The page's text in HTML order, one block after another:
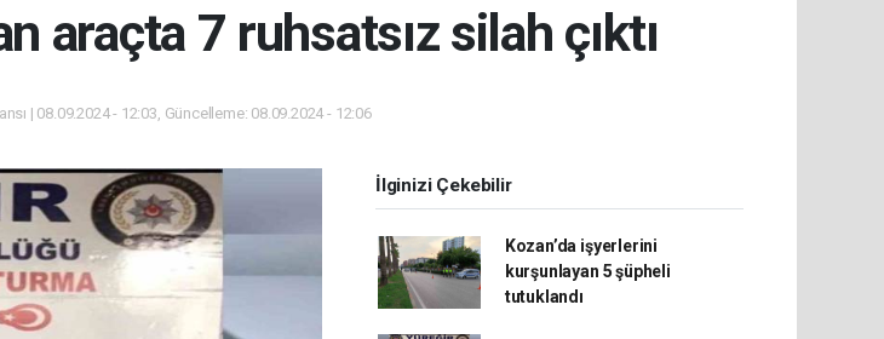
araçta 7 ruhsatsız silah çıktı
| 08.09.2024 - 12:03, Güncelleme: 08.09.2024 - 12:06
İlginizi Çekebilir
Kozan’da işyerlerini
kurşunlayan 5 şüpheli
tutuklandı